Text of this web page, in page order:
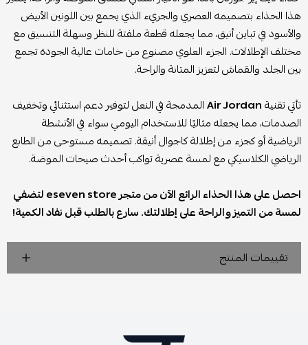
هذا الحذاء بتصميمه العصري والجريء الذي يجمع بين اللونين الأبيض
والأسود في تباين أنيق، مما يجعله قطعة ملفتة للنظر وسهلة التنسيق مع
مختلف الإطلالات. الجزء العلوي مصنوع من خامات عالية الجودة تجمع
بين الجلد والقماش لتعزيز المتانة والراحة.
تأتي تقنيةAir Jordanالمدمجة في النعل لتوفير دعم استثنائي وتخفيف
الصدمات، مما يجعله مثاليًا للاستخدام اليومي سواء في الأنشطة
الرياضية أو كجزء من إطلالة كاجوال أنيقة. تصميمه مستوحى من الطابع
الرياضي الكلاسيكي مع لمسة عصرية تواكب أحدث صيحات الموضة.
احصل على هذا الحذاء الرائع الآن من متجر eseven store لتضفي
لمسة من التميز والراحة على إطلالتك. سارع بالطلب قبل نفاد الكمية!
تقييمات المنتج